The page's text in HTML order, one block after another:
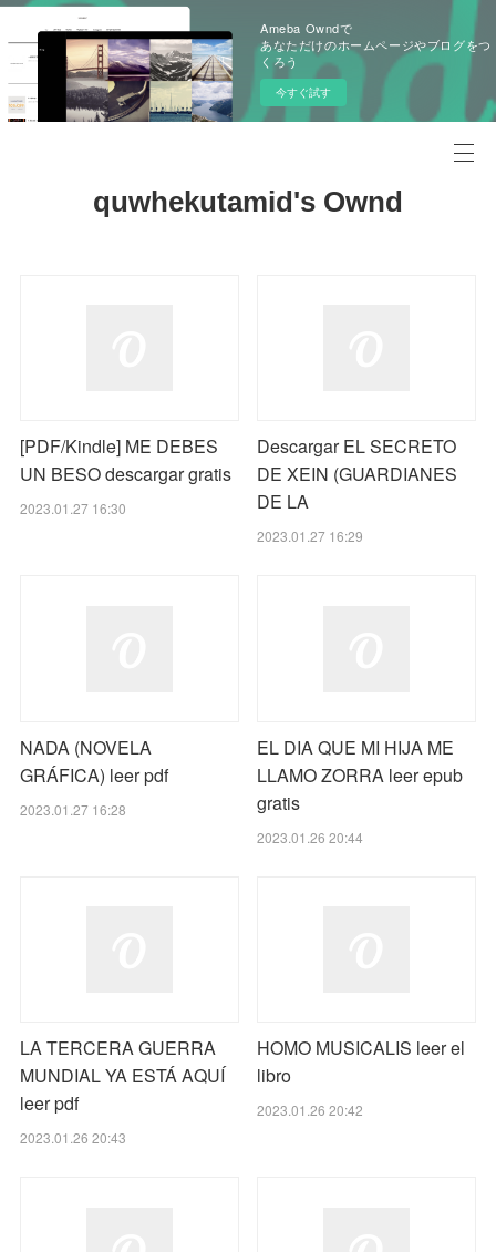
Ameba Owndで
あなただけのホームページやブログをつ
くろう
今すぐ試す
quwhekutamid's Ownd
[PDF/Kindle] ME DEBES
UN BESO descargar gratis
2023.01.27 16:30
Descargar EL SECRETO
DE XEIN (GUARDIANES
DE LA
2023.01.27 16:29
NADA (NOVELA
GRÁFICA) leer pdf
2023.01.27 16:28
EL DIA QUE MI HIJA ME
LLAMO ZORRA leer epub
gratis
2023.01.26 20:44
LA TERCERA GUERRA
MUNDIAL YA ESTÁ AQUÍ
leer pdf
2023.01.26 20:43
HOMO MUSICALIS leer el
libro
2023.01.26 20:42